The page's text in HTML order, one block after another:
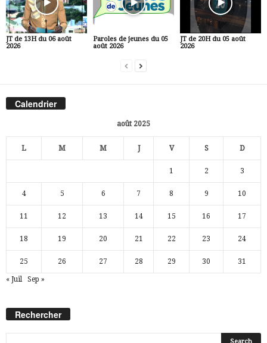
JT de 13H du 06 août
2026
Paroles de jeunes du 05
août 2026
JT de 20H du 05 août
2026
Calendrier
août 2025
L M M J V S D
1 2 3
4 5 6 7 8 9 10
11 12 13 14 15 16 17
18 19 20 21 22 23 24
25 26 27 28 29 30 31
« Juil Sep »
Rechercher